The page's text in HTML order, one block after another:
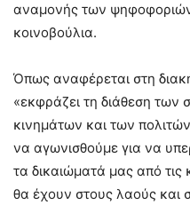
αναμονής των
κοινοβούλια.
Όπως αναφέρεται στη
«εκφράζει τη διάθεση των
κινημάτων και των
να αγωνισθούμε για να
τα δικαιώματά μας από τις
θα έχουν στους λαούς και